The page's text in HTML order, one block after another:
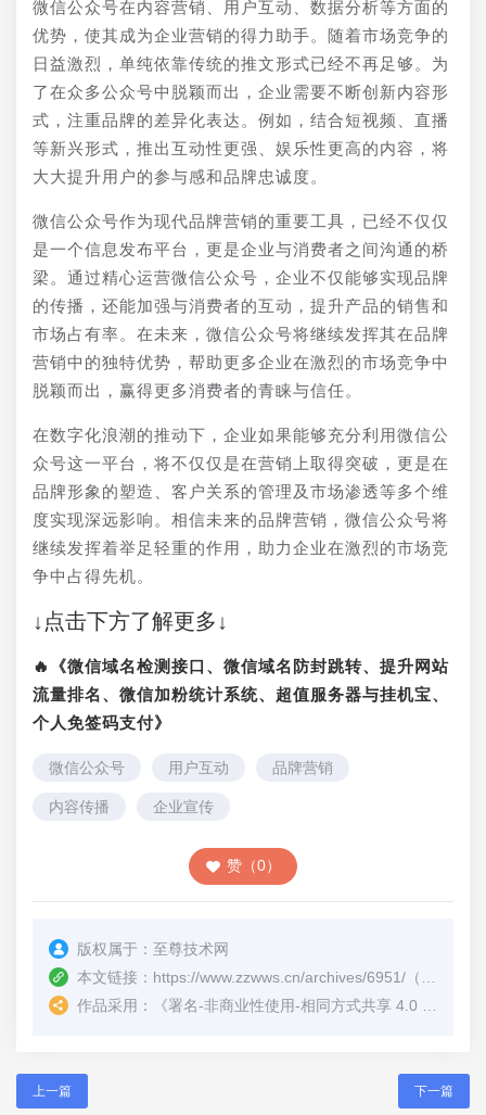
微信公众号在内容营销、用户互动、数据分析等方面的
优势，使其成为企业营销的得力助手。随着市场竞争的
日益激烈，单纯依靠传统的推文形式已经不再足够。为
了在众多公众号中脱颖而出，企业需要不断创新内容形
式，注重品牌的差异化表达。例如，结合短视频、直播
等新兴形式，推出互动性更强、娱乐性更高的内容，将
大大提升用户的参与感和品牌忠诚度。
微信公众号作为现代品牌营销的重要工具，已经不仅仅
是一个信息发布平台，更是企业与消费者之间沟通的桥
梁。通过精心运营微信公众号，企业不仅能够实现品牌
的传播，还能加强与消费者的互动，提升产品的销售和
市场占有率。在未来，微信公众号将继续发挥其在品牌
营销中的独特优势，帮助更多企业在激烈的市场竞争中
脱颖而出，赢得更多消费者的青睐与信任。
在数字化浪潮的推动下，企业如果能够充分利用微信公
众号这一平台，将不仅仅是在营销上取得突破，更是在
品牌形象的塑造、客户关系的管理及市场渗透等多个维
度实现深远影响。相信未来的品牌营销，微信公众号将
继续发挥着举足轻重的作用，助力企业在激烈的市场竞
争中占得先机。
↓点击下方了解更多↓
🔥《微信域名检测接口、微信域名防封跳转、提升网站
流量排名、微信加粉统计系统、超值服务器与挂机宝、
个人免签码支付》
微信公众号 用户互动 品牌营销
内容传播 企业宣传
赞（0）
版权属于： 至尊技术网
本文链接： https://www.zzwws.cn/archives/6951/ （转载时请注明本文出处及文章链接）
作品采用：
《署名-非商业性使用-相同方式共享 4.0 国际 (CC BY-NC-SA 4.0)
上一篇 下一篇